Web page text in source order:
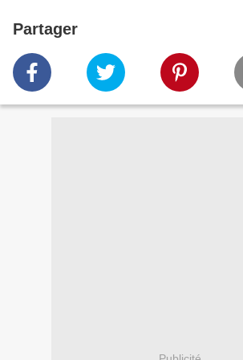
Partager